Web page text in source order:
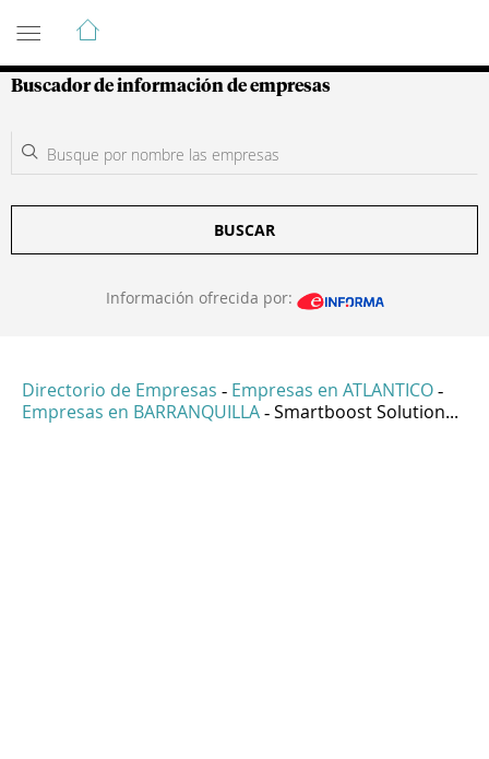
Guía de Empresas Colombianas
Buscador de información de empresas
BUSCAR
Información ofrecida por:
Directorio de Empresas - Empresas en ATLANTICO -
Empresas en BARRANQUILLA - Smartboost Solution...